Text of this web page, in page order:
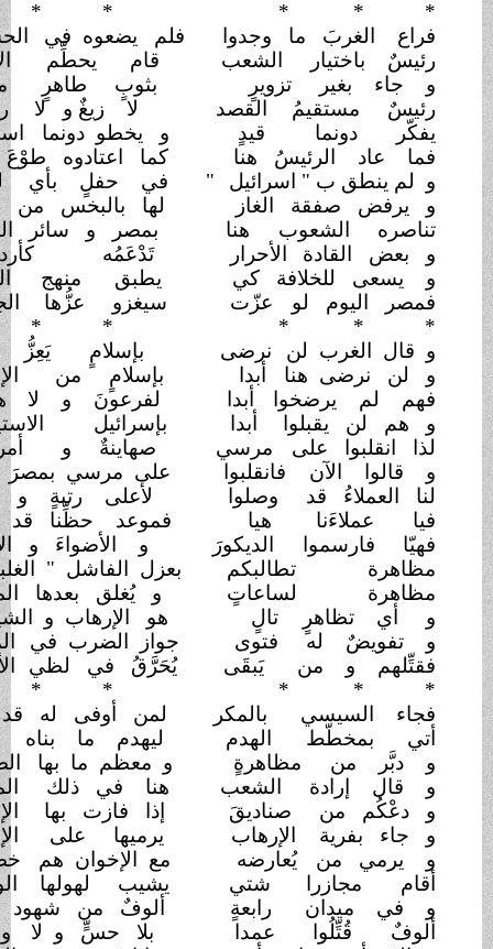
* *
فراع الغربَ ما وجدوا
رئيسٌ باختيار الشعب
و جاء بغير تزويرٍ
رئيسٌ مستقيمُالقصد
يفكّر دونما
فما عاد الرئيسُ هنا
و لم ينطق ب " اسرائيل "
و يرفض صفقة الغاز
تناصره الشعوب هنا
و بعض القادةالأحرار
و يسعى للخلافة كي
فمصر اليوم لو
عزّت
* *
و قال الغرب لن
نرضى
و لن نرضى هنا أبدا
فهم لم يرضخواأبدا
و هم لن يقبلوا أبدا
لذا انقلبوا علىمرسي
و قالوا الآن فانقلبوا
لنا العملاءُ قد
وصلوا
فيا عملاءَنا
فهيّا فارسموا الديكورَ
مظاهرة تطالبكم
مظاهرة
لساعاتٍ
و أي تظاهرٍتالٍ
و تفويضٌ له
فتوى
فقتِّلهم و من
يَبقَى
* *
فجاء السيسي بالمكر
أتي بمخطّط الهدم
و دبَّر من مظاهرةٍ
و قال إرادة
الشعب
و دعْكُم من
صناديقَ
و جاء بفرية الإرهاب
و يرمي من يُعارضه
أقام مجازرا شتي
و في ميدان
رابعةٍ
ألوفٌ قُتِّلُوا عمدا
* *
*
فلم يضعوه في الحسبان
قام يحطِّمالأوثان
بثوبٍ طاهرٍ مزدان
لا زيغٌ و لا روغان
و يخطو دونما استئذان
كما اعتادوه طوْعَ بنان
في حفلٍ بأي
لسان
لها بالبخس من أثمان
بمصر و سائرالبلدان
تَدْعَمُه
كأردوغان
يطبق منهجالقرآن
سيغزو عزُّها الجيران
* *
*
بإسلامٍ يَعِزُّالآن
بإسلامٍ من الإخوان
لفرعونَ و لا
هامان
بإسرائيل الاستيطان
صهاينةٌ و
أمريكان
على مرسي بمصرَ الآن
لأعلى رتبةٍ و مكان
فموعد حظِّنا قد
حان
و الأضواءَ و الألوان
بعزل الفاشل " الغلبان"
و يُغلق بعدها الميدان
هو الإرهاب و الشيطان
جواز الضرب في المليان
يُحَرَّقُ في لظيالأفران
* *
لمن أوفى له قد خان
ليهدم ما بناه البان
و معظم ما بها
الصلبان
هنا في ذلك الميدان
إذا فازت بها
الإخوان
يرميها على الإخوان
مع الإخوان هم خصمان
يشيب لهولها الولدان
ألوفٌ من شهود عيان
بلا حسٍّ و لا
وجدان